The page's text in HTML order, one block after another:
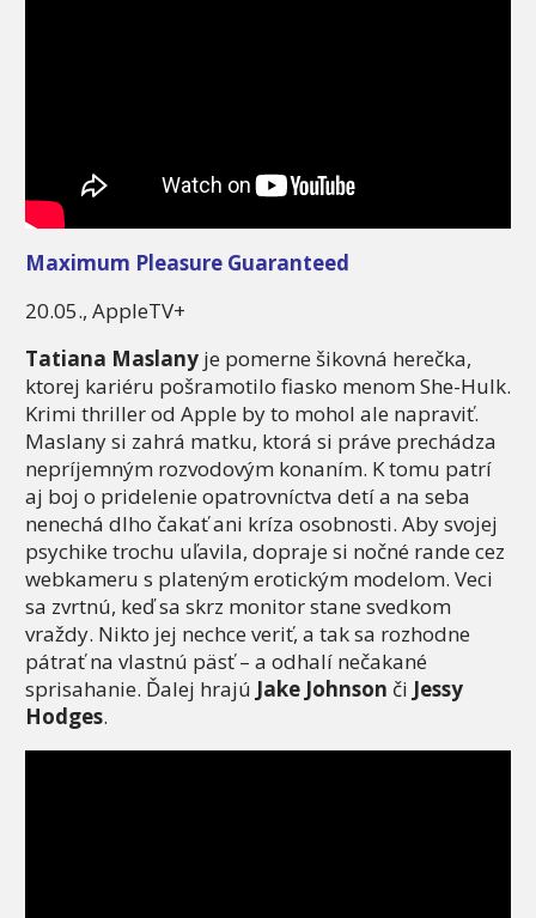
Maximum Pleasure Guaranteed
20.05., AppleTV+
Tatiana Maslany je pomerne šikovná herečka,
ktorej kariéru pošramotilo fiasko menom She-Hulk.
Krimi thriller od Apple by to mohol ale napraviť.
Maslany si zahrá matku, ktorá si práve prechádza
nepríjemným rozvodovým konaním. K tomu patrí
aj boj o pridelenie opatrovníctva detí a na seba
nenechá dlho čakať ani kríza osobnosti. Aby svojej
psychike trochu uľavila, dopraje si nočné rande cez
webkameru s plateným erotickým modelom. Veci
sa zvrtnú, keď sa skrz monitor stane svedkom
vraždy. Nikto jej nechce veriť, a tak sa rozhodne
pátrať na vlastnú päsť – a odhalí nečakané
sprisahanie. Ďalej hrajú Jake Johnson či Jessy
Hodges.